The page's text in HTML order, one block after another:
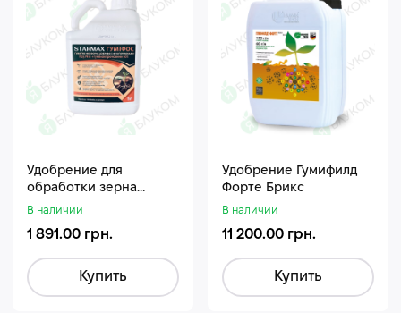
Удобрение для
обработки зерна
Стармакс Гумифос
В наличии
1 891.00 грн.
Купить
Удобрение Гумифилд
Форте Брикс
В наличии
11 200.00 грн.
Купить